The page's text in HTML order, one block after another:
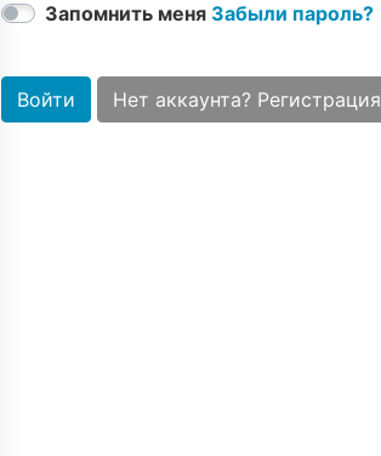
Запомнить меня Забыли пароль?
Войти Нет аккаунта? Регистрация